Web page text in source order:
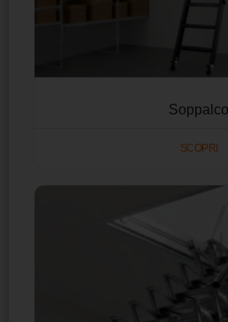
Soppalco
SCOPRI